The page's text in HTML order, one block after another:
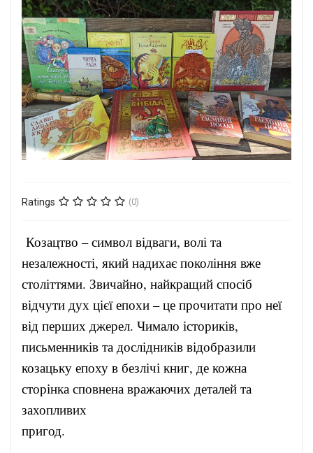
Ratings (0)
Козацтво – символ відваги, волі та
незалежності, який надихає покоління вже
століттями. Звичайно, найкращий спосіб
відчути дух цієї епохи – це прочитати про неї
від перших джерел. Чимало істориків,
письменників та дослідників відобразили
козацьку епоху в безлічі книг, де кожна
сторінка сповнена вражаючих деталей та
захопливих